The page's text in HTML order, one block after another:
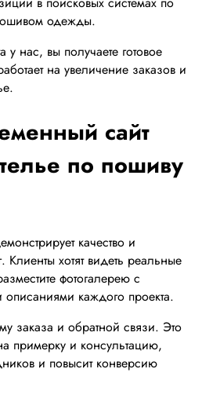
одежды.
у нас, вы получаете готовое
на увеличение заказов и
сайт
по пошиву
качество и
Клиенты хотят видеть реальные
фотогалерею с
каждого проекта.
заказа и обратной связи. Это
примерку и консультацию,
и повысит конверсию